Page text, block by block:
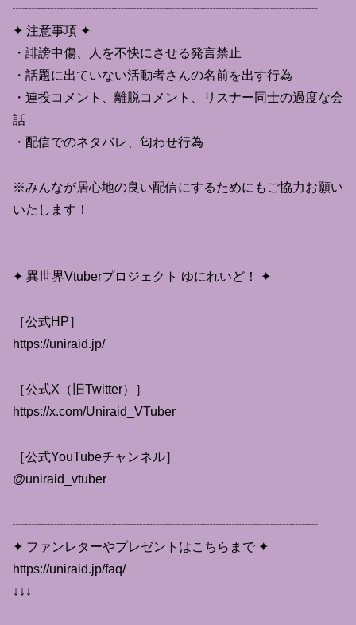
┈┈┈┈┈┈┈┈┈┈┈┈┈┈┈┈┈┈┈┈┈┈┈┈
✦ 注意事項 ✦
・誹謗中傷、人を不快にさせる発言禁止
・話題に出ていない活動者さんの名前を出す行為
・連投コメント、離脱コメント、リスナー同士の過度な会
話
・配信でのネタバレ、匂わせ行為
※みんなが居心地の良い配信にするためにもご協力お願い
いたします！
┈┈┈┈┈┈┈┈┈┈┈┈┈┈┈┈┈┈┈┈┈┈┈┈
✦ 異世界Vtuberプロジェクト ゆにれいど！ ✦
［公式HP］
https://uniraid.jp/
［公式X（旧Twitter）］
https://x.com/Uniraid_VTuber
［公式YouTubeチャンネル］
@uniraid_vtuber
┈┈┈┈┈┈┈┈┈┈┈┈┈┈┈┈┈┈┈┈┈┈┈┈
✦ ファンレターやプレゼントはこちらまで ✦
https://uniraid.jp/faq/
↓↓↓